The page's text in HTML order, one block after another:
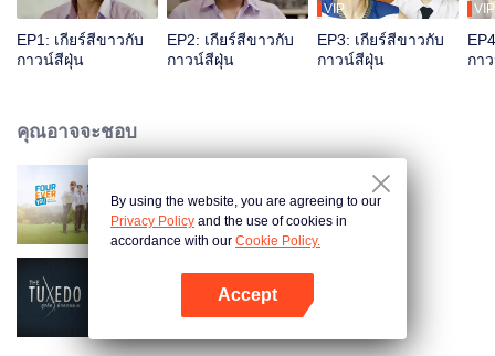
EP1: เกียร์สีขาวกับ
กาวน์สีฝุ่น
EP2: เกียร์สีขาวกับ
กาวน์สีฝุ่น
VIP
EP3: เกียร์สีขาวกับ
กาวน์สีฝุ่น
VIP
กา
คุณอาจจะชอบ
เพราะรักนำทาง
สูทรักนักออกแบบ
By using the website, you are agreeing to our
Privacy Policy and the use of cookies in
accordance with our Cookie Policy.
Accept